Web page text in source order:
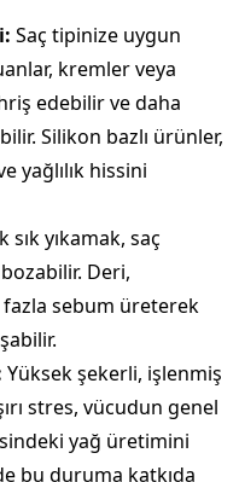
Saç tipinize uygun
kremler veya
edebilir ve daha
Silikon bazlı ürünler,
yağlılık hissini
sık yıkamak, saç
Deri,
sebum üreterek
Yüksek şekerli, işlenmiş
stres, vücudun genel
yağ üretimini
bu duruma katkıda